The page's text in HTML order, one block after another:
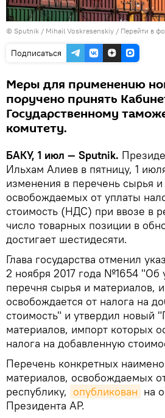
© Sputnik / Mihail Voskresenskiy / Перейти в
Подписаться
Меры для применению
поручено принять
Государственному
комитету.
БАКУ, 1 июл — Sputnik.
Ильхам Алиев в пятницу, 1
изменения в перечень сырья и
освобождаемых от уплаты
стоимость (НДС) при ввозе в
число товарных позиции в
достигает шестидесяти.
Глава государства отменил
2 ноября 2017 года №1654 "Об
перечня сырья и материалов,
освобождается от налога на
стоимость" и утвердил новый
материалов, импорт которых
налога на добавленную
Перечень конкретных
материалов, освобождаемых
республику, опубликован на
Президента АР.